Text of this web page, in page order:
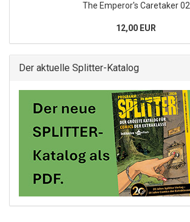
The Emperor's Caretaker 02
12,00 EUR
Der aktuelle Splitter-Katalog